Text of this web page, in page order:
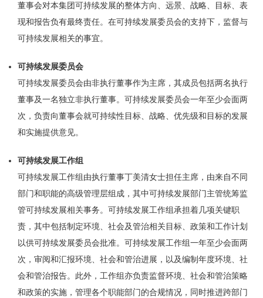
董事会对本集团可持续发展的整体方向、远景、战略、目标、表
现和报告负有最终责任。在可持续发展委员会的支持下，监督与
可持续发展相关的事宜。
可持续发展委员会
可持续发展委员会由非执行董事作为主席，其成员包括两名执行
董事及一名独立非执行董事。可持续发展委员会一年至少会面两
次，负责向董事会就可持续性目标、战略、优先级和目标的发展
和实施提供意见。
可持续发展工作组
可持续发展工作组由执行董事丁美清女士担任主席，由来自不同
部门和职能的高级管理层组成，其中可持续发展部门主管统筹监
管可持续发展相关事务。可持续发展工作组承担着几项关键职
责，其中包括制定环境、社会及管治相关目标、政策和工作计划
以供可持续发展委员会批准。可持续发展工作组一年至少会面两
次，审阅和汇报环境、社会和管治进展，以及编制年度环境、社
会和管治报告。此外，工作组亦负责监督环境、社会和管治策略
和政策的实施，管理各个职能部门的合规情况，同时推进跨部门